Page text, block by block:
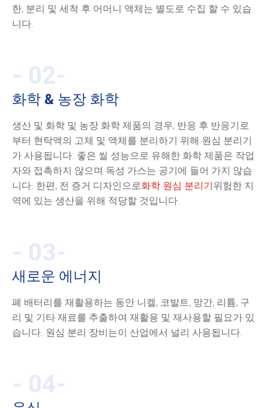
한, 분리 및 세척 후 어머니 액체는 별도로 수집 할 수 있습
니다.
- 02-
화학 & 농장 화학
생산 및 화학 및 농장 화학 제품의 경우, 반응 후 반응기로
부터 현탁액의 고체 및 액체를 분리하기 위해 원심 분리기
가 사용됩니다. 좋은 씰 성능으로 유해한 화학 제품은 작업
자와 접촉하지 않으며 독성 가스는 공기에 들어 가지 않습
니다. 한편, 전 증거 디자인으로화학 원심 분리기위험한 지
역에 있는 생산을 위해 적당할 것입니다.
- 03-
새로운 에너지
폐 배터리를 재활용하는 동안 니켈, 코발트, 망간, 리튬, 구
리 및 기타 재료를 추출하여 재활용 및 재사용할 필요가 있
습니다. 원심 분리 장비는이 산업에서 널리 사용됩니다.
- 04-